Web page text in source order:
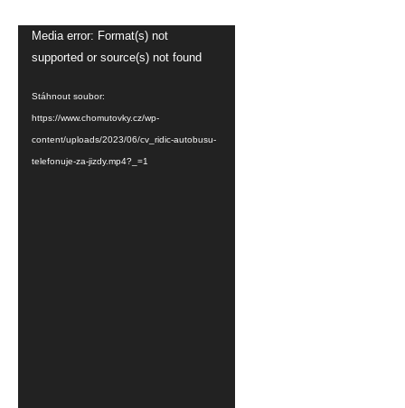
Video
přehrávač
Media error: Format(s) not
supported or source(s) not found
Stáhnout soubor:
https://www.chomutovky.cz/wp-
content/uploads/2023/06/cv_ridic-autobusu-
telefonuje-za-jizdy.mp4?_=1